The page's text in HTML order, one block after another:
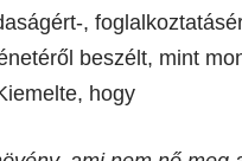
,
beszélt, mint
hogy